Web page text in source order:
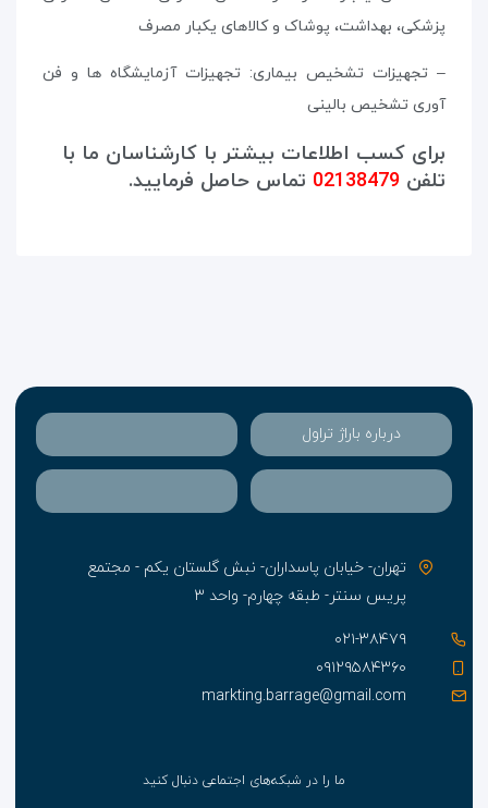
پزشکی، بهداشت، پوشاک و کالاهای یکبار مصرف
– تجهیزات تشخیص بیماری: تجهیزات آزمایشگاه ها و فن
آوری تشخیص بالینی
برای کسب اطلاعات بیشتر با کارشناسان ما با
تلفن 02138479 تماس حاصل فرمایید.
درباره باراژ تراول
تهران- خیابان پاسداران- نبش گلستان یکم - مجتمع
پریس سنتر- طبقه چهارم- واحد ۳
۰۲۱-۳۸۴۷۹
۰۹۱۲۹۵۸۴۳۶۰
markting.barrage@gmail.com
ما را در شبکه‌های اجتماعی دنبال کنید